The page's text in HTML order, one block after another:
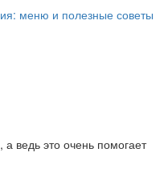
меню и полезные советы
а ведь это очень помогает